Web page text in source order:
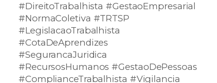
#DireitoTrabalhista #GestaoEmpresarial
#NormaColetiva #TRTSP
#LegislacaoTrabalhista
#CotaDeAprendizes
#SegurancaJuridica
#RecursosHumanos #GestaoDePessoas
#ComplianceTrabalhista #Vigilancia